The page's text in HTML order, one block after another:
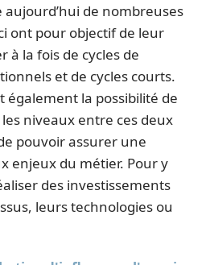
aujourd’hui de nombreuses
ont pour objectif de leur
à la fois de cycles de
et de cycles courts.
également la possibilité de
niveaux entre ces deux
pouvoir assurer une
enjeux du métier. Pour y
des investissements
leurs technologies ou